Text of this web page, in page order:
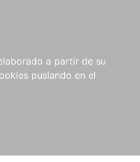
a partir de su
puslando en el
COMPRAS
INSTITUCIONALES